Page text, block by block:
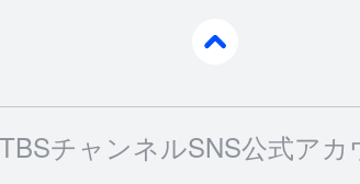
TBSチャンネルSNS公式アカ